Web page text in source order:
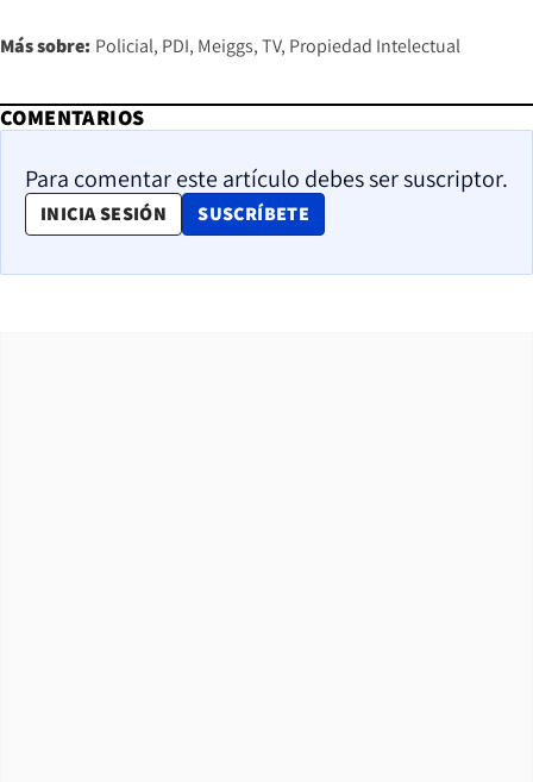
Más sobre: Policial PDI Meiggs TV Propiedad Intelectual
COMENTARIOS
Para comentar este artículo debes ser suscriptor.
INICIA SESIÓN SUSCRÍBETE
OPENS IN NEW WINDOW